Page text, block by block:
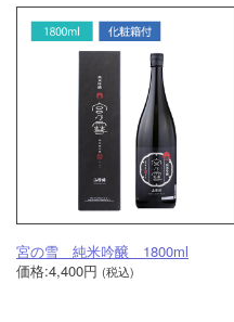
宮の雪 純米吟醸 1800ml
価格:4,400円 (税込)